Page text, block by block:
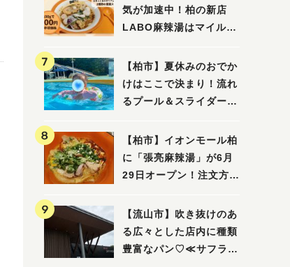
気が加速中！柏の新店
LABO麻辣湯はマイルド
【柏市】夏休みのおでか
けはここで決まり！流れ
るプール＆スライダーに
ル」を親子で満喫してき
ました！
【柏市】イオンモール柏
に「張亮麻辣湯」が6月
29日オープン！注文方法
ビュー
【流山市】吹き抜けのあ
る広々とした店内に種類
豊富なパン♡≪サフラン